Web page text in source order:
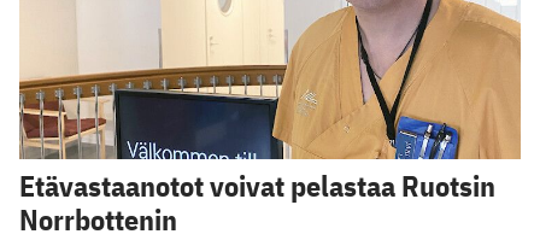
Etävastaanotot voivat pelastaa Ruotsin
Norrbottenin